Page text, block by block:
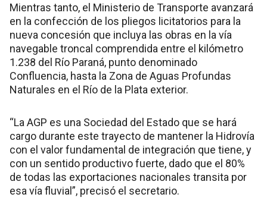
Mientras tanto, el Ministerio de Transporte avanzará
en la confección de los pliegos licitatorios para la
nueva concesión que incluya las obras en la vía
navegable troncal comprendida entre el kilómetro
1.238 del Río Paraná, punto denominado
Confluencia, hasta la Zona de Aguas Profundas
Naturales en el Río de la Plata exterior.
“La AGP es una Sociedad del Estado que se hará
cargo durante este trayecto de mantener la Hidrovía
con el valor fundamental de integración que tiene, y
con un sentido productivo fuerte, dado que el 80%
de todas las exportaciones nacionales transita por
esa vía fluvial”, precisó el secretario.